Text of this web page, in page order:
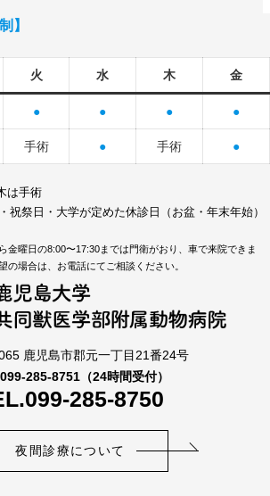
】
火 水 木 金
● ● ● ●
手術 ● 手術 ●
手術
祝祭日・大学が定めた休診日（お盆・年末年始）
金曜日の8:00〜17:30までは門衛がおり、車で来院できま
の場合は、お電話にてご相談ください。
鹿児島市郡元一丁目21番24号
285-8751（24時間受付）
285-8750
夜間診療について